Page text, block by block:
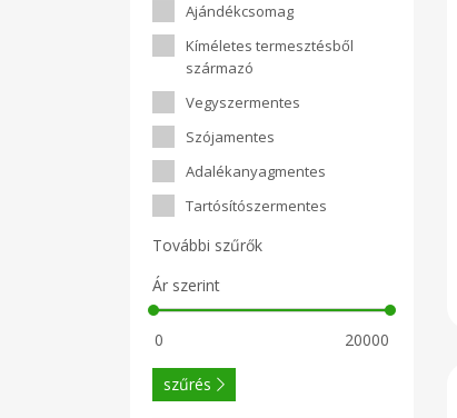
Ajándékcsomag
Kíméletes termesztésből
származó
Vegyszermentes
Szójamentes
Adalékanyagmentes
Tartósítószermentes
További szűrők
Ár szerint
szűrés